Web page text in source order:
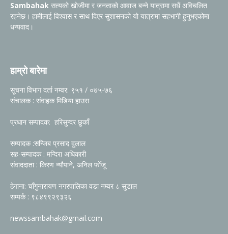
Sambahak सत्यको खोजीमा र जनताको आवाज बन्ने यात्रामा सधैं अविचलित
रहनेछ। हामीलाई विश्वास र साथ दिएर सुशासनको यो यात्रामा सहभागी हुनुभएकोमा
धन्यवाद।
हाम्रो बारेमा
सूचना विभाग दर्ता नम्वर: ९५१ / ०७५-७६
संचालक : संवाहक मिडिया हाउस
प्रधान सम्पादक: हरिसुन्दर छुकाँ
सम्पादक :सन्जिब प्रसाद दुलाल
सह-सम्पादक : मन्दिरा अधिकारी
संवाददाता : किरण न्यौपाने, अनिल फोँजू
ठेगाना: चाँगुनारायण नगरपालिका वडा नम्वर ८ सुडाल
सम्पर्क : ९८४९९२९३२६
newssambahak@gmail.com